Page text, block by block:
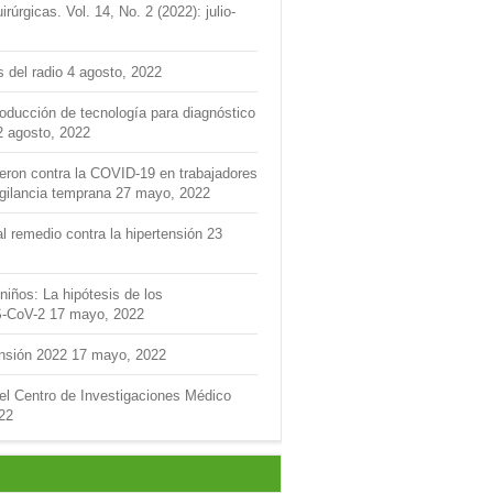
Vol. 14, No. 2 (2022): julio-
del radio 4 agosto, 2022
de tecnología para diagnóstico
agosto, 2022
contra la COVID-19 en trabajadores
temprana 27 mayo, 2022
remedio contra la hipertensión 23
La hipótesis de los
CoV-2 17 mayo, 2022
2022 17 mayo, 2022
Centro de Investigaciones Médico